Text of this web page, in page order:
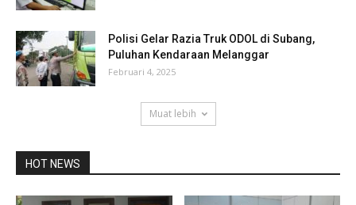
Polisi Gelar Razia Truk ODOL di Subang,
Puluhan Kendaraan Melanggar
Februari 4, 2025
Muat lebih
HOT NEWS